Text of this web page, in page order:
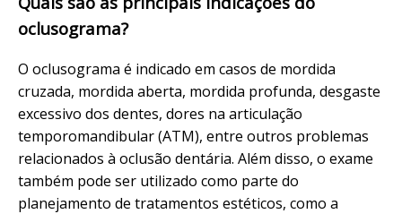
oclusograma?
O oclusograma é indicado em casos de mordida
cruzada, mordida aberta, mordida profunda, desgaste
excessivo dos dentes, dores na articulação
temporomandibular (ATM), entre outros problemas
relacionados à oclusão dentária. Além disso, o exame
também pode ser utilizado como parte do
planejamento de tratamentos estéticos, como a